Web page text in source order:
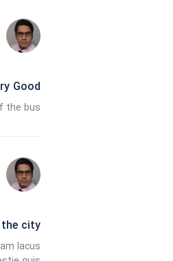
Good
the bus
city
lacus